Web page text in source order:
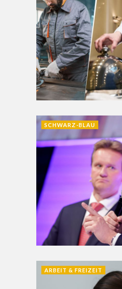
SCHWARZ-BLAU
ARBEIT & FREIZEIT